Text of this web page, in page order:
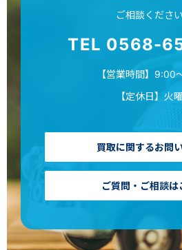
ご相談ください
TEL 0568-
【営業時間】9:00
【定休日】火
買取に関するお問
ご質問・ご相談は